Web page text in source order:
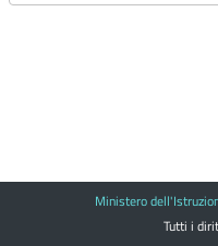
Ministero
Tutti i